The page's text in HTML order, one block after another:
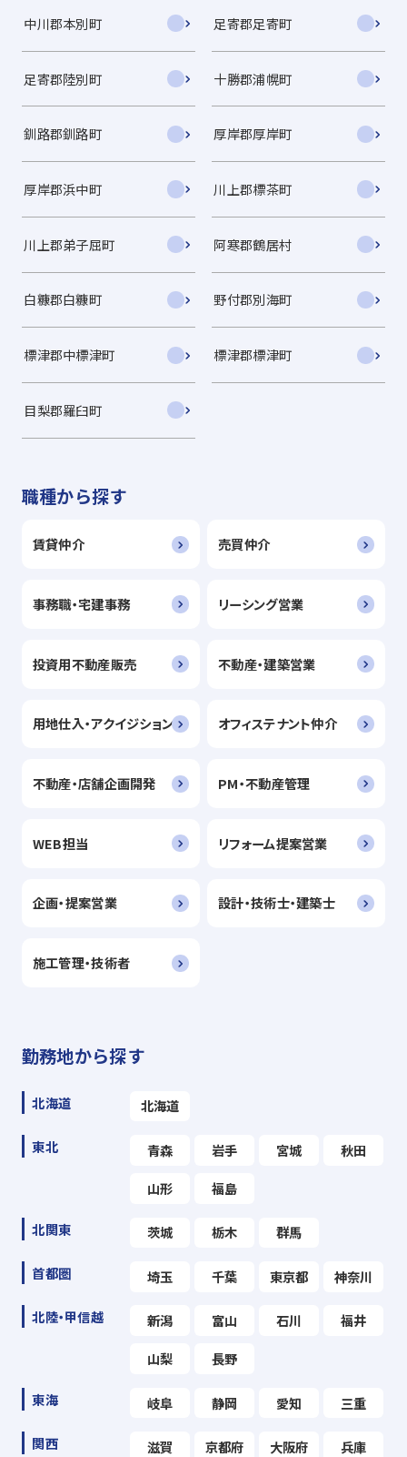
中川郡本別町 足寄郡足寄町
足寄郡陸別町 十勝郡浦幌町
釧路郡釧路町 厚岸郡厚岸町
厚岸郡浜中町 川上郡標茶町
川上郡弟子屈町 阿寒郡鶴居村
白糠郡白糠町 野付郡別海町
標津郡中標津町 標津郡標津町
目梨郡羅臼町
職種から探す
賃貸仲介 売買仲介
事務職・宅建事務 リーシング営業
投資用不動産販売 不動産・建築営業
用地仕入・アクイジション オフィステナント仲介
不動産・店舗企画開発 PM・不動産管理
WEB担当 リフォーム提案営業
企画・提案営業 設計・技術士・建築士
施工管理・技術者
勤務地から探す
北海道 北海道
東北 青森 岩手 宮城 秋田
山形 福島
北関東 茨城 栃木 群馬
首都圏 埼玉 千葉 東京都 神奈川
北陸・甲信越 新潟 富山 石川 福井
山梨 長野
東海 岐阜 静岡 愛知 三重
関西 滋賀 京都府 大阪府 兵庫